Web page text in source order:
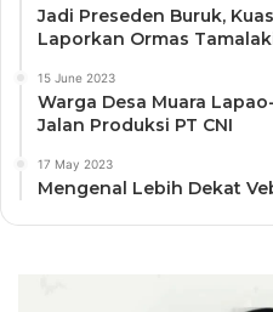
Jadi Preseden Buruk,
Laporkan Ormas
15 June 2023
Warga Desa Muara
Jalan Produksi PT CNI
17 May 2023
Mengenal Lebih Dekat